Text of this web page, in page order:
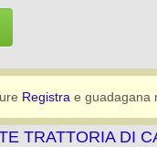
Registra e guadagana
TRATTORIA DI